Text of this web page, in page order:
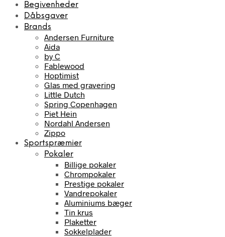
Begivenheder
Dåbsgaver
Brands
Andersen Furniture
Aida
by C
Fablewood
Hoptimist
Glas med gravering
Little Dutch
Spring Copenhagen
Piet Hein
Nordahl Andersen
Zippo
Sportspræmier
Pokaler
Billige pokaler
Chrompokaler
Prestige pokaler
Vandrepokaler
Aluminiums bæger
Tin krus
Plaketter
Sokkelplader